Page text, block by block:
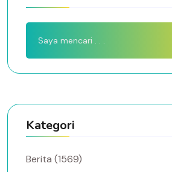
Kategori
Berita (1569)